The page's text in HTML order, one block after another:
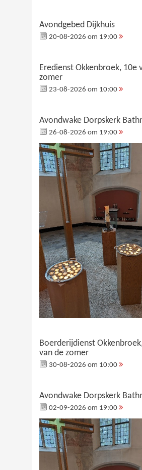
Avondgebed Dijkhuis
20-08-2026 om 19:00
Eredienst Okkenbroek, 10e
zomer
23-08-2026 om 10:00
Avondwake Dorpskerk
26-08-2026 om 19:00
Boerderijdienst
van de zomer
30-08-2026 om 10:00
Avondwake Dorpskerk
02-09-2026 om 19:00